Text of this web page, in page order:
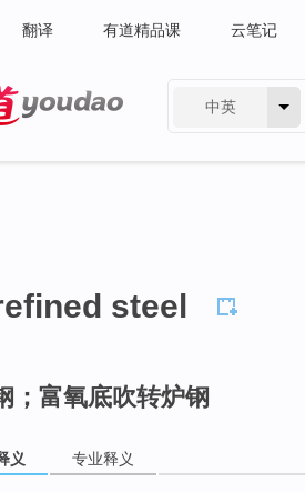
翻译 有道精品课 云笔记
中英
steel
；富氧底吹转炉钢
义 专业释义